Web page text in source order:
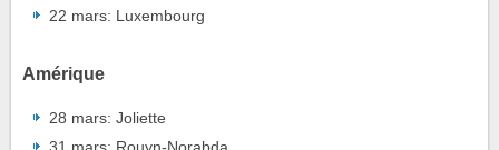
22 mars: Luxembourg
Amérique
28 mars: Joliette